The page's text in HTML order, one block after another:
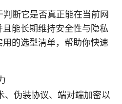
断它是否真正能在当前网
能长期维持安全性与隐私
的选型清单，帮助你快速
、伪装协议、端对端加密以